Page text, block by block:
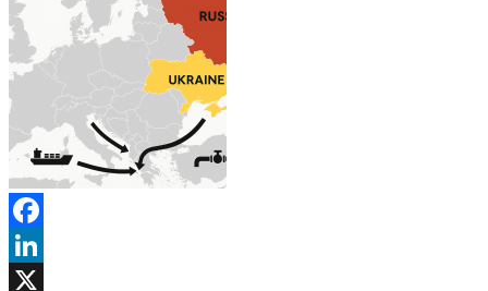
Facebook
LinkedIn